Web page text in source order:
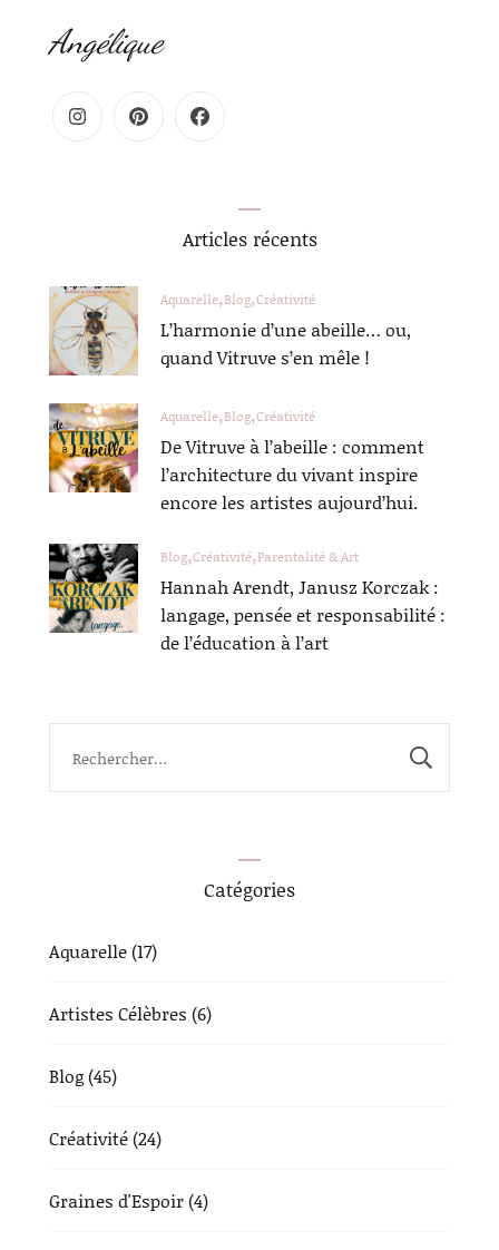
Angélique
Articles récents
Aquarelle Blog Créativité
L’harmonie d’une abeille… ou,
quand Vitruve s’en mêle !
Aquarelle Blog Créativité
De Vitruve à l’abeille : comment
l’architecture du vivant inspire
encore les artistes aujourd’hui.
Blog Créativité Parentalité & Art
Hannah Arendt, Janusz Korczak :
langage, pensée et responsabilité :
de l’éducation à l’art
Catégories
Aquarelle(17)
Artistes Célèbres (6)
Blog(45)
Créativité(24)
Graines d'Espoir(4)